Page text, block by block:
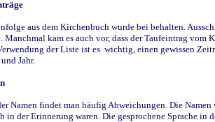
aus dem Kirchenbuch wurde bei behalten.
Manchmal kam es auch vor, dass der Taufeintrag
der Liste ist es wichtig, einen gewissen
Jahr.
Namen findet man häufig Abweichungen. Die
in der Erinnerung waren. Die gesprochene Sprache